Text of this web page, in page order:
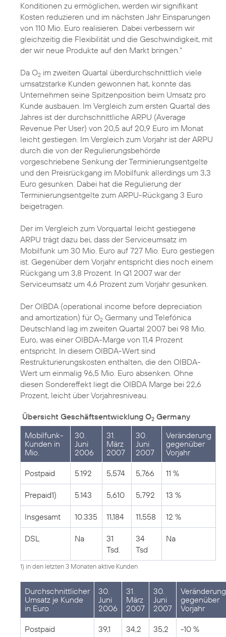
Konditionen zu ermöglichen, werden wir signifikant
Kosten reduzieren und im nächsten Jahr Einsparungen
von 110 Mio. Euro realisieren. Dabei verbessern wir
gleichzeitig die Flexibilität und die Geschwindigkeit, mit
der wir neue Produkte auf den Markt bringen."
Da O2 im zweiten Quartal überdurchschnittlich viele
umsatzstarke Kunden gewonnen hat, konnte das
Unternehmen seine Spitzenposition beim Umsatz pro
Kunde ausbauen. Im Vergleich zum ersten Quartal des
Jahres ist der durchschnittliche ARPU (Average
Revenue Per User) von 20,5 auf 20,9 Euro im Monat
leicht gestiegen. Im Vergleich zum Vorjahr ist der ARPU
durch die von der Regulierungsbehörde
vorgeschriebene Senkung der Terminierungsentgelte
und den Preisrückgang im Mobilfunk allerdings um 3,3
Euro gesunken. Dabei hat die Regulierung der
Terminierungsentgelte zum ARPU-Rückgang 3 Euro
beigetragen.
Der im Vergleich zum Vorquartal leicht gestiegene
ARPU trägt dazu bei, dass der Serviceumsatz im
Mobilfunk um 30 Mio. Euro auf 727 Mio. Euro gestiegen
ist. Gegenüber dem Vorjahr entspricht dies noch einem
Rückgang um 3,8 Prozent. In Q1 2007 war der
Serviceumsatz um 4,6 Prozent zum Vorjahr gesunken.
Der OIBDA (operational income before depreciation
and amortization) für O2 Germany und Telefónica
Deutschland lag im zweiten Quartal 2007 bei 98 Mio.
Euro, was einer OIBDA-Marge von 11,4 Prozent
entspricht. In diesem OIBDA-Wert sind
Restrukturierungskosten enthalten, die den OIBDA-
Wert um einmalig 96,5 Mio. Euro absenken. Ohne
diesen Sondereffekt liegt die OIBDA Marge bei 22,6
Prozent, leicht über Vorjahresniveau.
Übersicht Geschäftsentwicklung O2 Germany
Mobilfunk-
Kunden in
Mio.
30.
Juni
2006
31.
März
2007
30.
Juni
2007
Veränderung
gegenüber
Vorjahr
Postpaid 5.192 5,574 5,766 11 %
Prepaid1) 5.143 5,610 5,792 13 %
Insgesamt 10.335 11,184 11,558 12 %
DSL Na
31
Tsd.
34
Tsd
Na
1) in den letzten 3 Monaten aktive Kunden
Durchschnittlicher
Umsatz je Kunde
in Euro
30.
Juni
2006
31.
März
2007
30.
Juni
2007
Veränderung
gegenüber
Vorjahr
Postpaid 39,1 34,2 35,2 -10 %